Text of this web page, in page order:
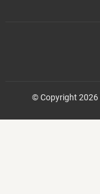
© Copyright 2026